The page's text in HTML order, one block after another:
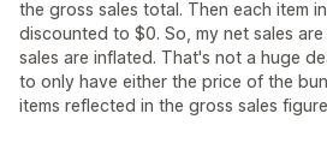
the gross sales total. Then each item
discounted to $0. So, my net sales
sales are inflated. That's not a huge
to only have either the price of the
items reflected in the gross sales